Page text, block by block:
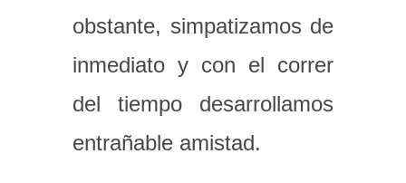
obstante, simpatizamos de
inmediato y con el correr
del tiempo desarrollamos
entrañable amistad.